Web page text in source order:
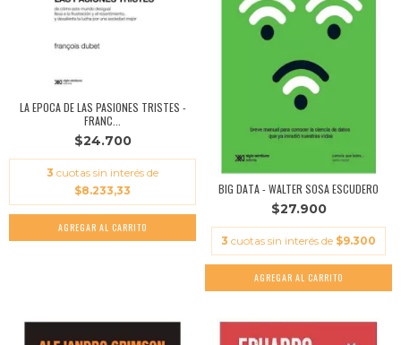
LA EPOCA DE LAS PASIONES TRISTES -
FRANC...
$24.700
3 cuotas sin interés de
$8.233,33
BIG DATA - WALTER SOSA ESCUDERO
$27.900
3 cuotas sin interés de $9.300